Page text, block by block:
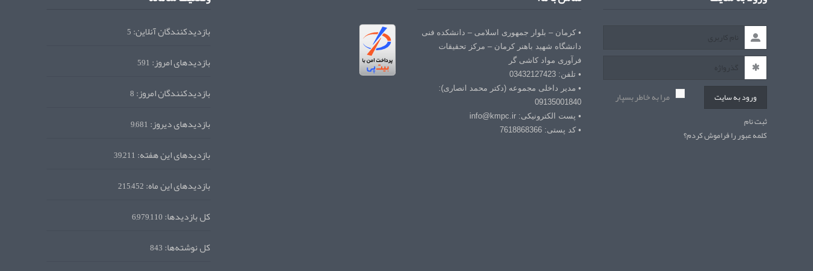
ورود به سایت مرا به خاطر بسپار
ثبت نام
کلمه عبور را فراموش کردم؟
• کرمان – بلوار جمهوری اسلامی – دانشکده فنی
دانشگاه شهید باهنر کرمان – مرکز تحقیقات
فرآوری مواد کاشی گر
• تلفن: 03432127423
• مدیر داخلی مجموعه (دکتر محمد انصاری):
09135001840
• پست الکترونیکی: info@kmpc.ir
• کد پستی: 7618868366
بازدیدکنندگان آنلاین:5
بازدیدهای امروز:591
بازدیدکنندگان امروز:8
بازدیدهای دیروز:9,681
بازدیدهای این هفته:39,211
بازدیدهای این ماه:215,452
کل بازدیدها:6,979,110
کل نوشته‌ها:843